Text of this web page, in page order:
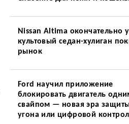
Nissan Altima окончательно
культовый седан-хулиган
рынок
Ford научил приложение
блокировать двигатель
свайпом — новая эра
угона или цифровой